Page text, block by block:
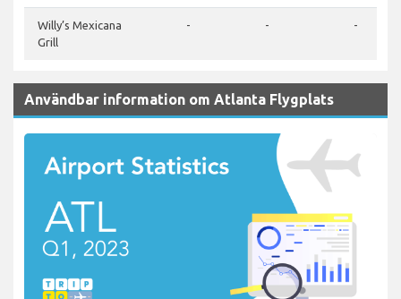
Willy’s Mexicana
Grill
- - -
Användbar information om Atlanta Flygplats